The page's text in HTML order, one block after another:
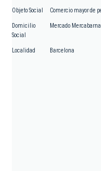
Objeto Social Comercio mayor de
Domicilio
Social
Mercado Mercabarna
Localidad Barcelona